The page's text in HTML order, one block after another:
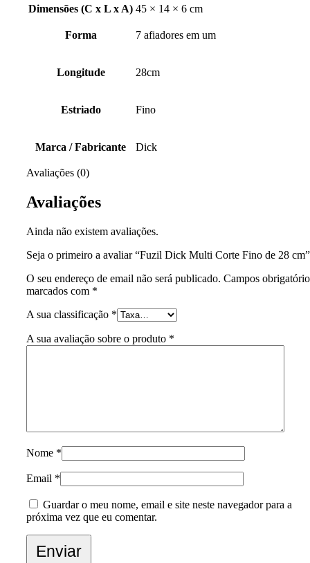
Dimensões (C x L x A) 45 × 14 × 6 cm
Forma 7 afiadores em um
Longitude 28cm
Estriado Fino
Marca / Fabricante Dick
Avaliações (0)
Avaliações
Ainda não existem avaliações.
Seja o primeiro a avaliar “Fuzil Dick Multi Corte Fino de 28 cm”
O seu endereço de email não será publicado. Campos
marcados com *
A sua classificação *
A sua avaliação sobre o produto *
Nome *
Email *
Guardar o meu nome, email e site neste navegador para a
próxima vez que eu comentar.